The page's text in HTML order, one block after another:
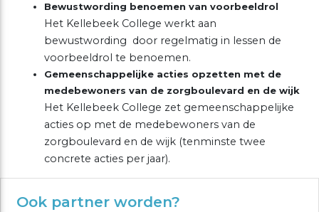
Bewustwording benoemen van voorbeeldrol
Het Kellebeek College werkt aan
bewustwording door regelmatig in lessen de
voorbeeldrol te benoemen.
Gemeenschappelijke acties opzetten met de
medebewoners van de zorgboulevard en de wijk
Het Kellebeek College zet gemeenschappelijke
acties op met de medebewoners van de
zorgboulevard en de wijk (tenminste twee
concrete acties per jaar).
Ook partner worden?